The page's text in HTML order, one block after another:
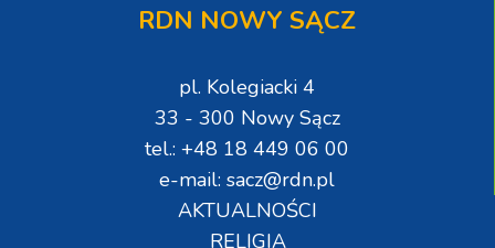
RDN NOWY SĄCZ
pl. Kolegiacki 4
33 - 300 Nowy Sącz
tel.: +48 18 449 06 00
e-mail: sacz@rdn.pl
AKTUALNOŚCI
RELIGIA